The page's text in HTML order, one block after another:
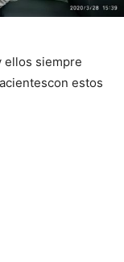
ellos siempre
con estos